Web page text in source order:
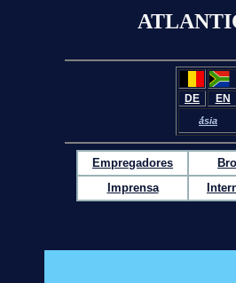
DE EN
á́sia
Empregadores
Imprensa